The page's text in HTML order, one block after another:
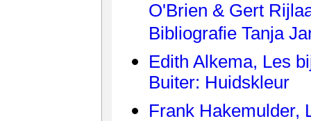
O'Brien & Gert
Bibliografie Tanja
Edith Alkema, Les
Buiter: Huidskleur
Frank Hakemulder,